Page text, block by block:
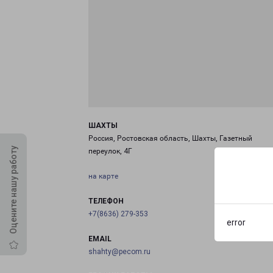
error
Оцените нашу работу
ШАХТЫ
Россия, Ростовская область, Шахты, Газетный
переулок, 4Г
на карте
ТЕЛЕФОН
+7(8636) 279-353
EMAIL
shahty@pecom.ru